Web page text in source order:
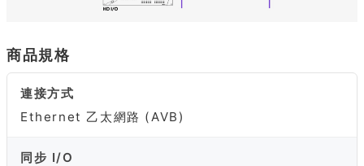
商品規格
連接方式
Ethernet 乙太網路 (AVB)
同步 I/O